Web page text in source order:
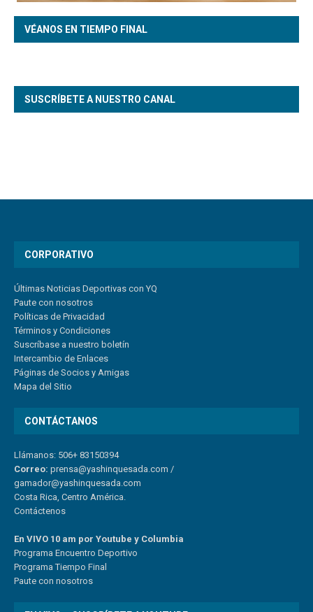
VÉANOS EN TIEMPO FINAL
SUSCRÍBETE A NUESTRO CANAL
CORPORATIVO
Últimas Noticias Deportivas con YQ
Paute con nosotros
Políticas de Privacidad
Términos y Condiciones
Suscríbase a nuestro boletín
Intercambio de Enlaces
Páginas de Socios y Amigas
Mapa del Sitio
CONTÁCTANOS
Llámanos: 506+ 83150394
Correo: prensa@yashinquesada.com /
gamador@yashinquesada.com
Costa Rica, Centro América.
Contáctenos
En VIVO 10 am por Youtube y Columbia
Programa Encuentro Deportivo
Programa Tiempo Final
Paute con nosotros